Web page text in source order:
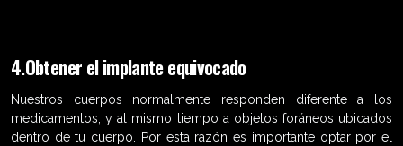
4.Obtener el implante equivocado
Nuestros cuerpos normalmente responden diferente a los
medicamentos, y al mismo tiempo a objetos foráneos ubicados
dentro de tu cuerpo. Por esta razón es importante optar por el